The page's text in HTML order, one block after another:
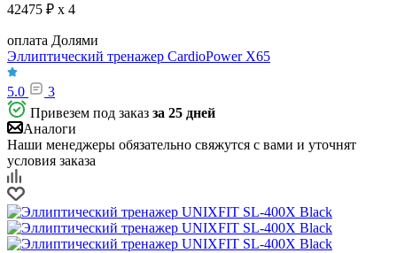
42475 ₽ x 4
оплата Долями
Эллиптический тренажер CardioPower X65
5.0
3
Привезем под заказ за 25 дней
Аналоги
Наши менеджеры обязательно свяжутся с вами и уточнят
условия заказа